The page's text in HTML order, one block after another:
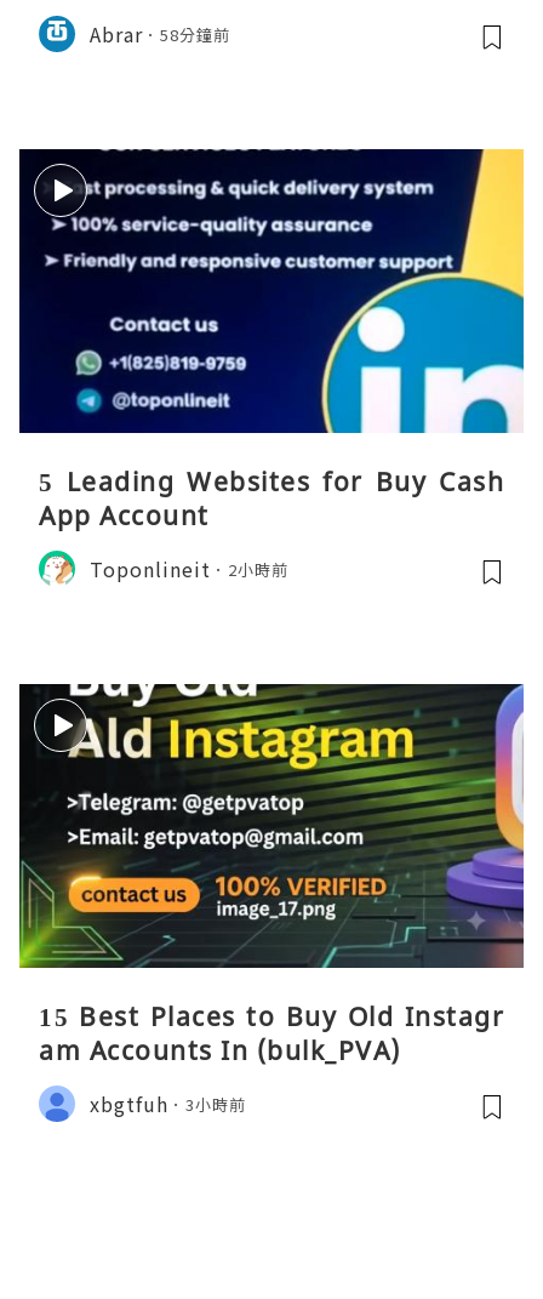
Abrar 58分鐘前
5 Leading Websites for Buy Cash
App Account
Toponlineit 2小時前
15 Best Places to Buy Old Instagr
am Accounts In (bulk_PVA)
xbgtfuh 3小時前